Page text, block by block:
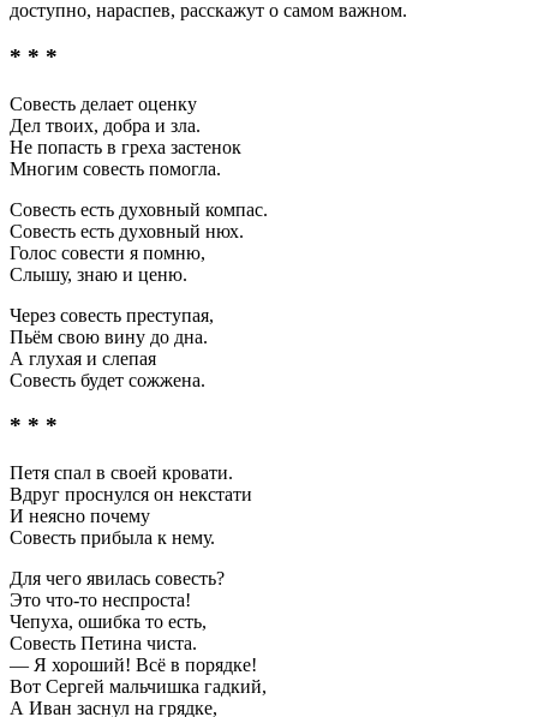
доступно, нараспев, расскажут о самом важном.
* * *
Совесть делает оценку
Дел твоих, добра и зла.
Не попасть в греха застенок
Многим совесть помогла.
Совесть есть духовный компас.
Совесть есть духовный нюх.
Голос совести я помню,
Слышу, знаю и ценю.
Через совесть преступая,
Пьём свою вину до дна.
А глухая и слепая
Совесть будет сожжена.
* * *
Петя спал в своей кровати.
Вдруг проснулся он некстати
И неясно почему
Совесть прибыла к нему.
Для чего явилась совесть?
Это что-то неспроста!
Чепуха, ошибка то есть,
Совесть Петина чиста.
— Я хороший! Всё в порядке!
Вот Сергей мальчишка гадкий,
А Иван заснул на грядке,